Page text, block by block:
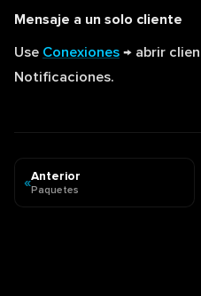
Mensaje a un solo cliente
Use Conexiones → abrir
Notificaciones.
«Anterior
Paquetes